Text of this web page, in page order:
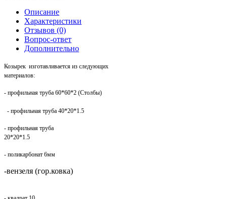
Описание
Характеристики
Отзывов (0)
Вопрос-ответ
Дополнительно
Козырек изготавливается из следующих
материалов:
- профильная труба 60*60*2 (Столбы)
- профильная труба 40*20*1.5
- профильная труба
20*20*1.5
- поликарбонат 6мм
-вензеля (гор.ковка)